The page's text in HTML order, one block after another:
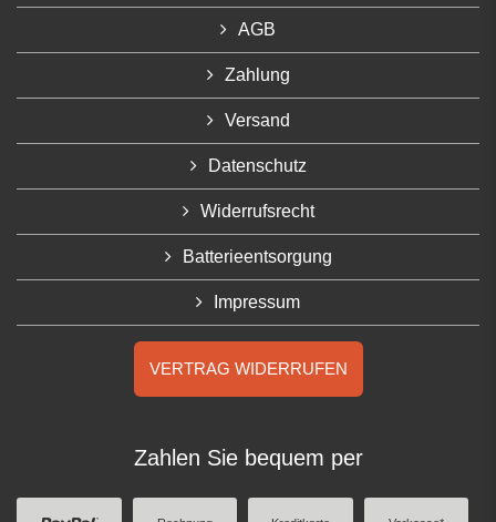
AGB
Zahlung
Versand
Datenschutz
Widerrufsrecht
Batterieentsorgung
Impressum
VERTRAG WIDERRUFEN
Zahlen Sie bequem per